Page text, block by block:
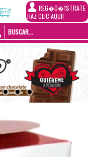
REG�0�1STRATE
HAZ CLIC AQUI!